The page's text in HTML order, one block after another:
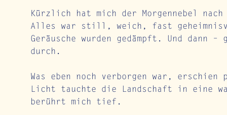
Kürzlich hat mich der Morgennebel
Alles war still, weich, fast
Geräusche wurden gedämpft. Und dann
durch.
Was eben noch verborgen war,
Licht tauchte die Landschaft in eine
berührt mich tief.